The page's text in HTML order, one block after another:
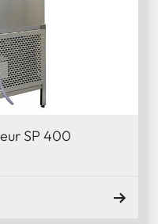
SP 400